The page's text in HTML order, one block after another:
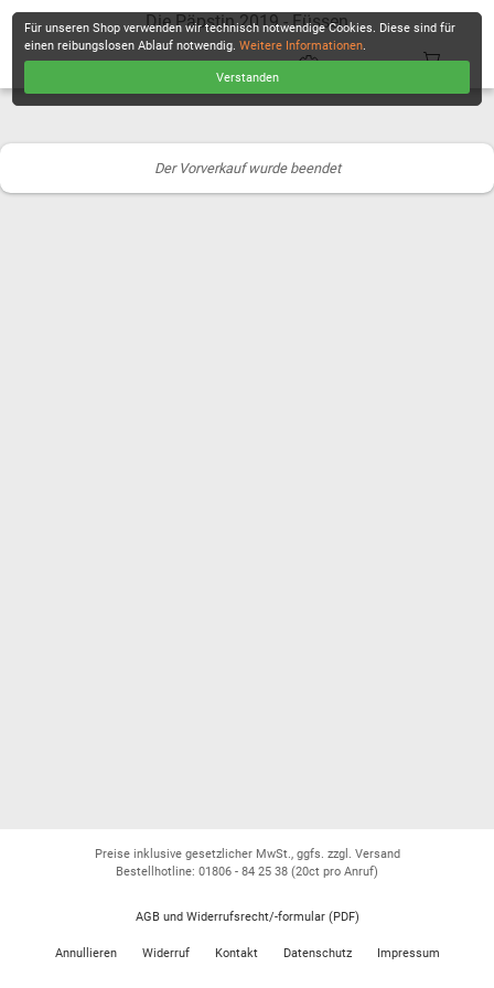
Die Päpstin 2019 - Füssen
Der Vorverkauf wurde beendet
Für unseren Shop verwenden wir technisch notwendige Cookies. Diese sind für
einen reibungslosen Ablauf notwendig.Weitere Informationen.
Verstanden
Preise inklusive gesetzlicher MwSt., ggfs. zzgl. Versand
Bestellhotline: 01806 - 84 25 38 (20ct pro Anruf)
AGB und Widerrufsrecht/-formular (PDF)
Annullieren Widerruf Kontakt Datenschutz Impressum